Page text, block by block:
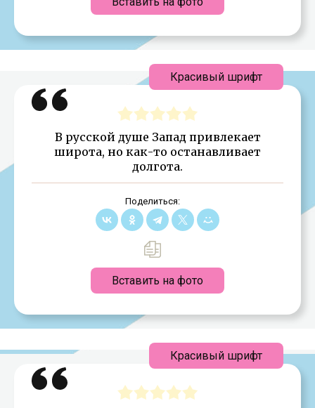
В русской душе Запад привлекает
широта, но как-то останавливает
долгота.
Поделиться:
Вставить на фото
Красивый шрифт
Красивый шрифт